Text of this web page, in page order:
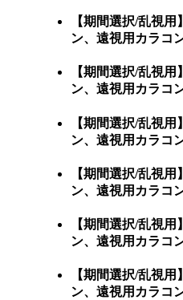
【期間選択/乱視
ン、遠視用カラコ
【期間選択/乱視
ン、遠視用カラコ
【期間選択/乱視
ン、遠視用カラコ
【期間選択/乱視
ン、遠視用カラコ
【期間選択/乱視
ン、遠視用カラコ
【期間選択/乱視
ン、遠視用カラコ